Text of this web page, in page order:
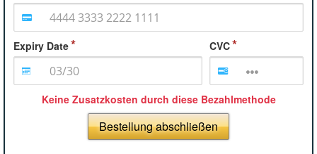
Expiry Date CVC
Keine Zusatzkosten durch diese Bezahlmethode
Bestellung abschließen